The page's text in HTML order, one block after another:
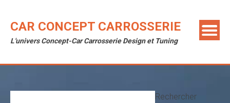
content
CAR CONCEPT CARROSSERIE
L'univers Concept-Car Carrosserie Design et Tuning
Rechercher